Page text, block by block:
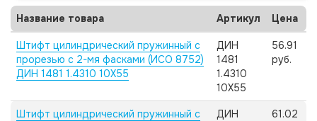
Название товара Артикул Цена
Штифт цилиндрический пружинный с
прорезью с 2-мя фасками (ИСО 8752)
ДИН 1481 1.4310 10X55
ДИН
1481
1.4310
10X55
56.91
руб.
Штифт цилиндрический пружинный с
ДИН
61.02